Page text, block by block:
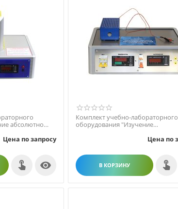
абсолютно
Цена по запросу

Комплект учебно-лабораторного
оборудования "Изучение
Цена по
В КОРЗИНУ